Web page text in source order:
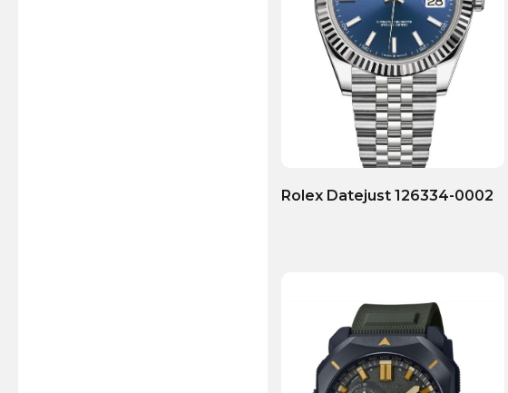
Rolex Datejust 126334-0002